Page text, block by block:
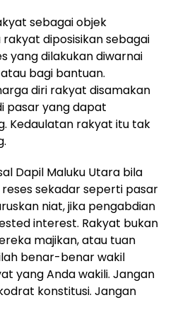
sebagai objek
diposisikan sebagai
yang dilakukan diwarnai
bagi bantuan.
diri rakyat disamakan
pasar yang dapat
Kedaulatan rakyat itu tak
Dapil Maluku Utara bila
sekadar seperti pasar
niat, jika pengabdian
interest. Rakyat bukan
majikan, atau tuan
benar-benar wakil
yang Anda wakili. Jangan
konstitusi. Jangan